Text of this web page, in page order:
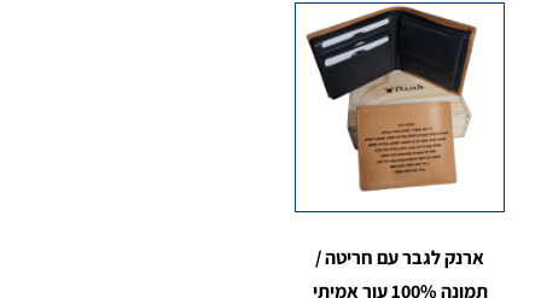
ארנק לגבר עם חריטה /
תמונה 100% עור אמיתי